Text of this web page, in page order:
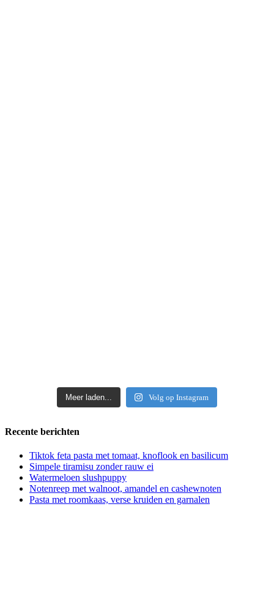
Meer laden... Volg op Instagram
Recente berichten
Tiktok feta pasta met tomaat, knoflook en basilicum
Simpele tiramisu zonder rauw ei
Watermeloen slushpuppy
Notenreep met walnoot, amandel en cashewnoten
Pasta met roomkaas, verse kruiden en garnalen